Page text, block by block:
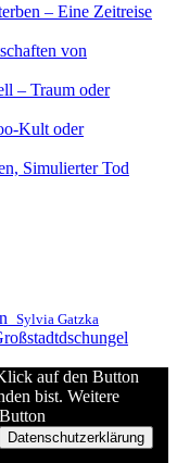
– Eine Zeitreise
von
– Traum oder
Kult oder
Simulierter Tod
Sylvia Gatzka
auf den Button
bist. Weitere
Datenschutzerklärung